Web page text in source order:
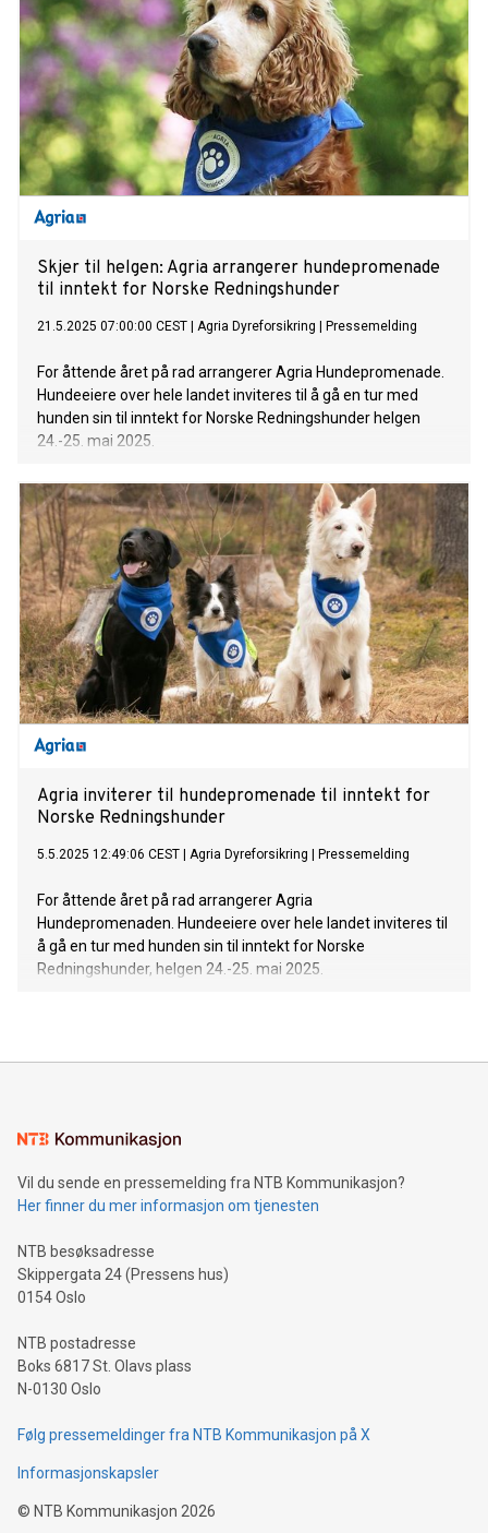
Skjer til helgen: Agria arrangerer hundepromenade
til inntekt for Norske Redningshunder
21.5.2025 07:00:00 CEST Agria Dyreforsikring Pressemelding
For åttende året på rad arrangerer Agria Hundepromenade.
Hundeeiere over hele landet inviteres til å gå en tur med
hunden sin til inntekt for Norske Redningshunder helgen
24.-25. mai 2025.
Agria inviterer til hundepromenade til inntekt for
Norske Redningshunder
5.5.2025 12:49:06 CEST Agria Dyreforsikring Pressemelding
For åttende året på rad arrangerer Agria
Hundepromenaden. Hundeeiere over hele landet inviteres til
å gå en tur med hunden sin til inntekt for Norske
Redningshunder, helgen 24.-25. mai 2025.
Vil du sende en pressemelding fra NTB Kommunikasjon?
Her finner du mer informasjon om tjenesten
NTB besøksadresse
Skippergata 24 (Pressens hus)
0154 Oslo
NTB postadresse
Boks 6817 St. Olavs plass
N-0130 Oslo
Følg pressemeldinger fra NTB Kommunikasjon på X
Informasjonskapsler
© NTB Kommunikasjon 2026